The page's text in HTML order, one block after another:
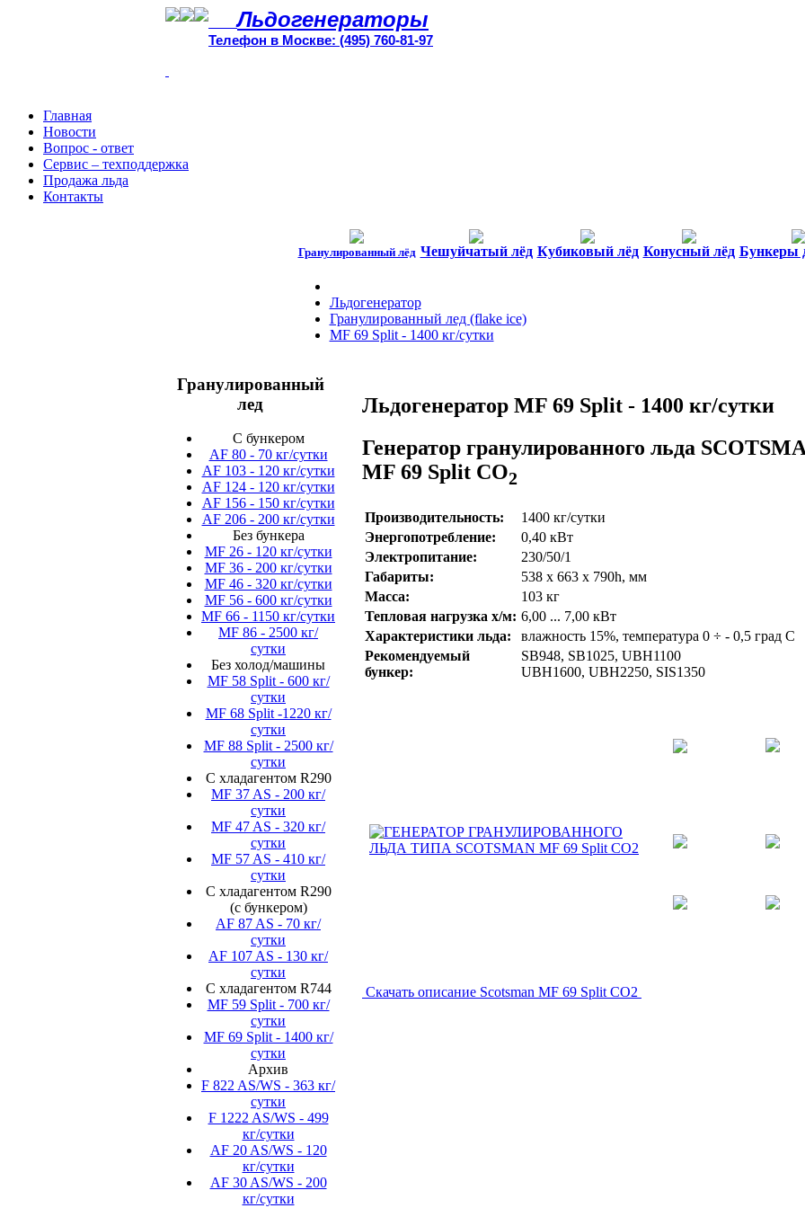
Льдогенераторы
Телефон в Москве: (495) 760-81-97
Главная
Новости
Вопрос - ответ
Сервис – техподдержка
Продажа льда
Контакты
Гранулированный лёд Чешуйчатый лёд Кубиковый лёд Конусный лёд Бункеры
Льдогенератор
Гранулированный лед (flake ice)
MF 69 Split - 1400 кг/сутки
Гранулированный
лед
C бункером
AF 80 - 70 кг/сутки
AF 103 - 120 кг/сутки
AF 124 - 120 кг/сутки
AF 156 - 150 кг/сутки
AF 206 - 200 кг/сутки
Без бункера
MF 26 - 120 кг/сутки
MF 36 - 200 кг/сутки
MF 46 - 320 кг/сутки
MF 56 - 600 кг/сутки
MF 66 - 1150 кг/сутки
MF 86 - 2500 кг/
сутки
Без холод/машины
MF 58 Split - 600 кг/
сутки
MF 68 Split -1220 кг/
сутки
MF 88 Split - 2500 кг/
сутки
С хладагентом R290
MF 37 AS - 200 кг/
сутки
MF 47 AS - 320 кг/
сутки
MF 57 AS - 410 кг/
сутки
С хладагентом R290
(с бункером)
AF 87 AS - 70 кг/
сутки
AF 107 AS - 130 кг/
сутки
С хладагентом R744
MF 59 Split - 700 кг/
сутки
MF 69 Split - 1400 кг/
сутки
Архив
F 822 AS/WS - 363 кг/
сутки
F 1222 AS/WS - 499
кг/сутки
AF 20 AS/WS - 120
кг/сутки
AF 30 AS/WS - 200
кг/сутки
Льдогенератор MF 69 Split - 1400 кг/сутки
Генератор гранулированного льда
MF 69 Split CO2
Производительность:
1400 кг/сутки
Энергопотребление:
0,40 кВт
Электропитание:
230/50/1
Габариты:
538 х 663 х 790h, мм
Масса:
103 кг
Тепловая нагрузка х/м: 6,00 ... 7,00 кВт
Характеристики льда:
влажность 15%, температура 0 ÷ - 0,5 град С
Рекомендуемый
бункер:
SB948, SB1025, UBH1100
UBH1600, UBH2250, SIS1350
Скачать описание Scotsman MF 69 Split CO2